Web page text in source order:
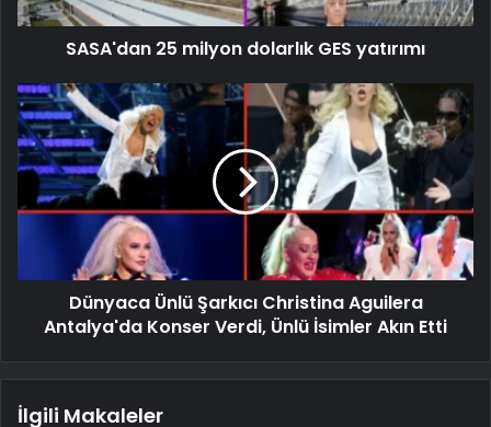
SASA'dan 25 milyon dolarlık GES yatırımı
Dünyaca Ünlü Şarkıcı Christina Aguilera
Antalya'da Konser Verdi, Ünlü İsimler Akın Etti
İlgili Makaleler